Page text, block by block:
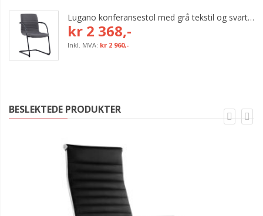
Lugano konferansestol med grå tekstil og svart bøyleunderstell
kr 2 368,-
kr 2 960,-
BESLEKTEDE PRODUKTER